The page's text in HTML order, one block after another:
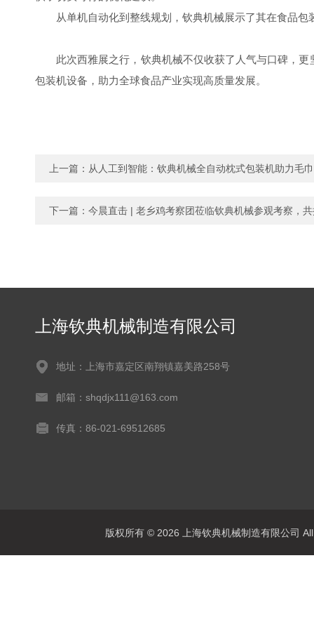
从单机自动化到整线规划，钦典机械展示了其在食品
此次西雅展之行，钦典机械不仅收获了人气与口碑，
包装机设备，助力全球食品产业实现高质量发展。
上一篇： 从人工到智能：钦典机械全自动枕式包装机助力毛
下一篇： 今晨直击 | 老乡鸡考察团莅临钦典机械参观考察，
上海钦典机械制造有限公司
地址：上海市嘉定区南翔镇嘉美路258号
邮箱：shqdjx111@163.com
传真：86-021-69512685
版权所有 © 2026 上海钦典机械制造有限公